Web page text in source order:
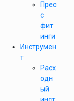
Прес
с
фит
инги
Инструмен
т
Расх
одн
ый